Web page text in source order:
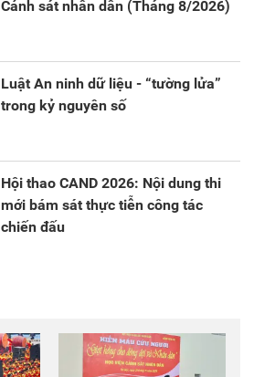
Cảnh sát nhân dân (Tháng 8/2026)
Luật An ninh dữ liệu - “tường lửa”
trong kỷ nguyên số
Hội thao CAND 2026: Nội dung thi
mới bám sát thực tiễn công tác
chiến đấu